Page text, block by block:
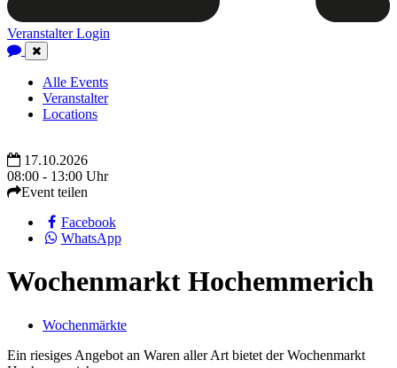
Veranstalter Login
Close
Navigation
Alle Events
Veranstalter
Locations
17.10.2026
08:00 - 13:00 Uhr
Event teilen
Facebook
WhatsApp
Wochenmarkt Hochemmerich
Wochenmärkte
Ein riesiges Angebot an Waren aller Art bietet der Wochenmarkt